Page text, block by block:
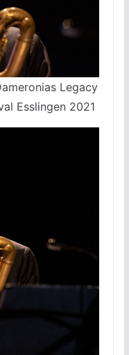
Legacy
Esslingen 2021